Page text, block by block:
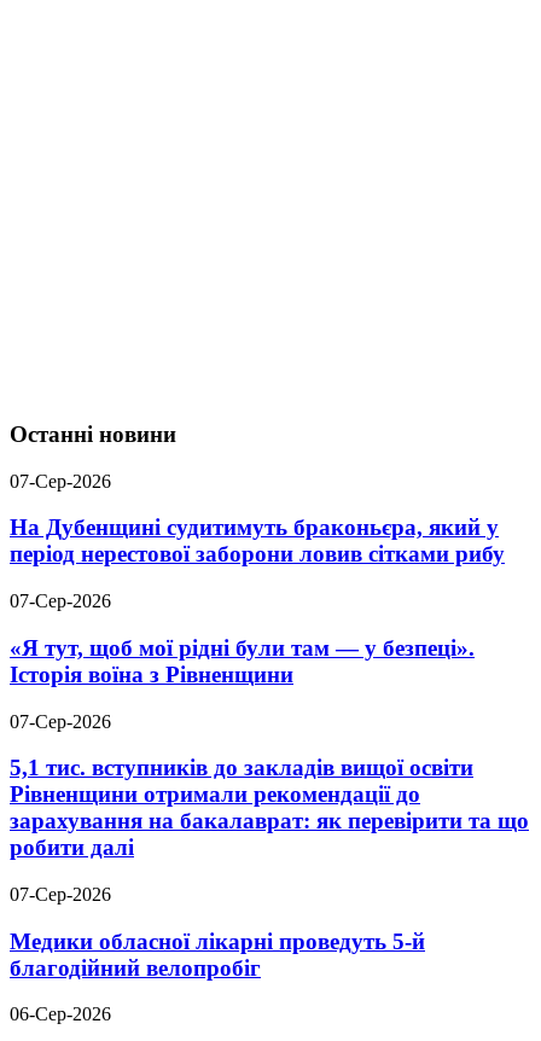
Останні новини
07-Сер-2026
На Дубенщині судитимуть браконьєра, який у
період нерестової заборони ловив сітками рибу
07-Сер-2026
«Я тут, щоб мої рідні були там — у безпеці».
Історія воїна з Рівненщини
07-Сер-2026
5,1 тис. вступників до закладів вищої освіти
Рівненщини отримали рекомендації до
зарахування на бакалаврат: як перевірити та що
робити далі
07-Сер-2026
Медики обласної лікарні проведуть 5-й
благодійний велопробіг
06-Сер-2026